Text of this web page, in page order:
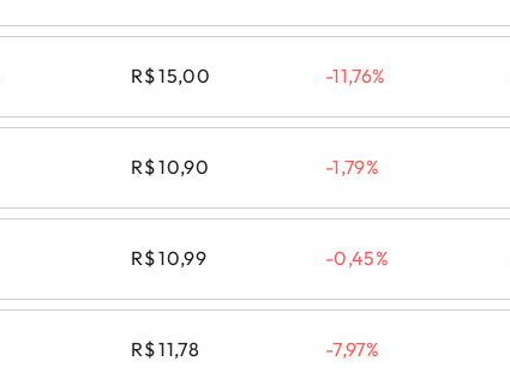
R$ 15,00 -11,76%
R$ 10,90 -1,79%
R$ 10,99 -0,45%
R$ 11,78 -7,97%